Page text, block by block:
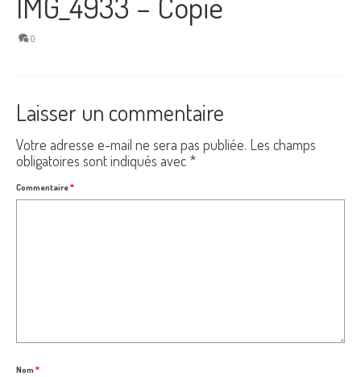
0
Laisser un commentaire
Votre adresse e-mail ne sera pas publiée. Les champs
obligatoires sont indiqués avec *
Commentaire*
Nom *